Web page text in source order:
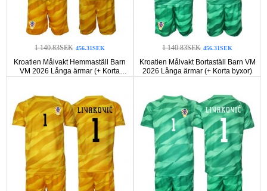
1 140.83SEK 456.31SEK
Kroatien Målvakt Hemmaställ Barn
VM 2026 Långa ärmar (+ Korta
byxor)
1 140.83SEK 456.31SEK
Kroatien Målvakt Bortaställ Barn VM
2026 Långa ärmar (+ Korta byxor)